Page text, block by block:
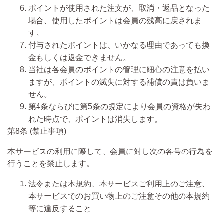
ポイントが使用された注文が、取消・返品となった
場合、使用したポイントは会員の残高に戻されま
す。
付与されたポイントは、いかなる理由であっても換
金もしくは返金できません。
当社は各会員のポイントの管理に細心の注意を払い
ますが、ポイントの滅失に対する補償の責は負いま
せん。
第4条ならびに第5条の規定により会員の資格が失わ
れた時点で、ポイントは消失します。
第8条 (禁止事項)
本サービスの利用に際して、会員に対し次の各号の行為を
行うことを禁止します。
法令または本規約、本サービスご利用上のご注意、
本サービスでのお買い物上のご注意その他の本規約
等に違反すること